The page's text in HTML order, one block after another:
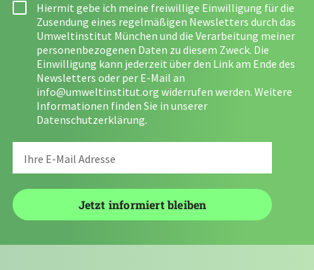
Hiermit gebe ich meine freiwillige Einwilligung für die
Zusendung eines regelmäßigen Newsletters durch das
Umweltinstitut München und die Verarbeitung meiner
personenbezogenen Daten zu diesem Zweck. Die
Einwilligung kann jederzeit über den Link am Ende des
Newsletters oder per E-Mail an
info@umweltinstitut.org widerrufen werden. Weitere
Informationen finden Sie in unserer
Datenschutzerklärung.